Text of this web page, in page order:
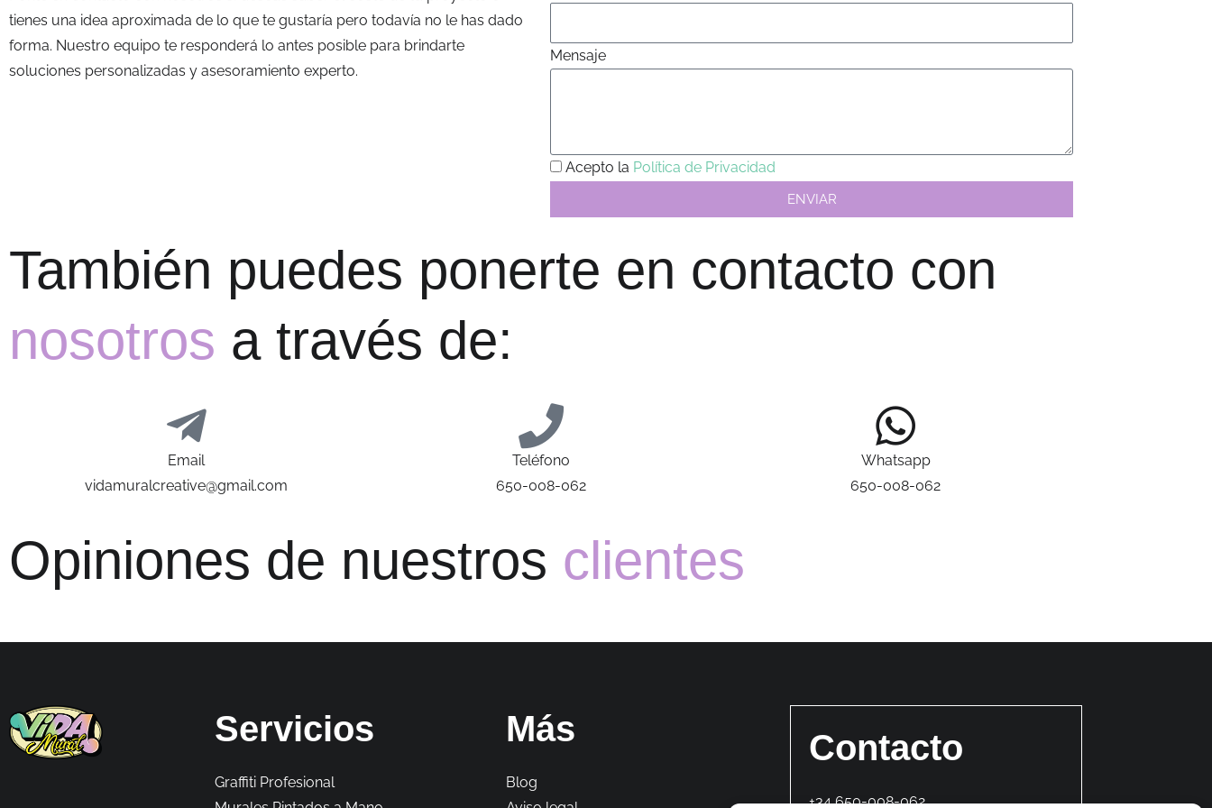
tienes una idea aproximada de lo que te gustaría pero todavía no le has dado
forma. Nuestro equipo te responderá lo antes posible para brindarte
soluciones personalizadas y asesoramiento experto.
Mensaje
Acepto la Política de Privacidad
ENVIAR
También puedes ponerte en contacto con
nosotros a través de:
Email
vidamuralcreative@gmail.com
Teléfono
650-008-062
Whatsapp
650-008-062
Opiniones de nuestros clientes
Servicios
Graffiti Profesional
Más
Blog
Contacto
+34 650-008-062